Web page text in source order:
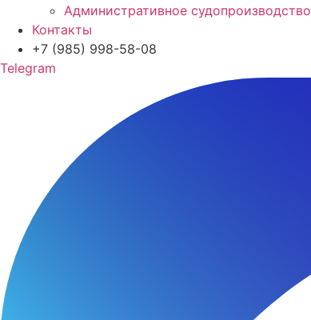
Административное судопроизводство
Контакты
+7 (985) 998-58-08
Telegram